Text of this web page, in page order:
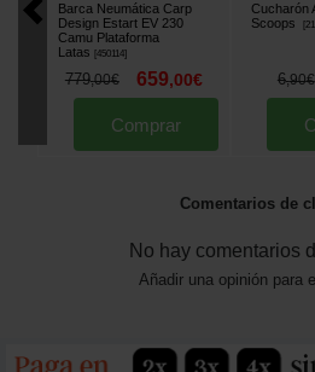
Barca Neumática Carp
Design Estart EV 230
Camu Plataforma
Latas
[450114]
779,00€ 659,00€
Comprar
Cucharón
Scoops
[
6,90€
Comentarios de
No hay comentarios
Añadir una opinión para